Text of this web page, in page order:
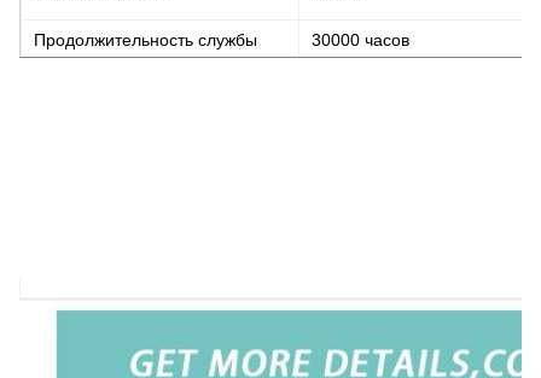
Продолжительность службы 30000 часов